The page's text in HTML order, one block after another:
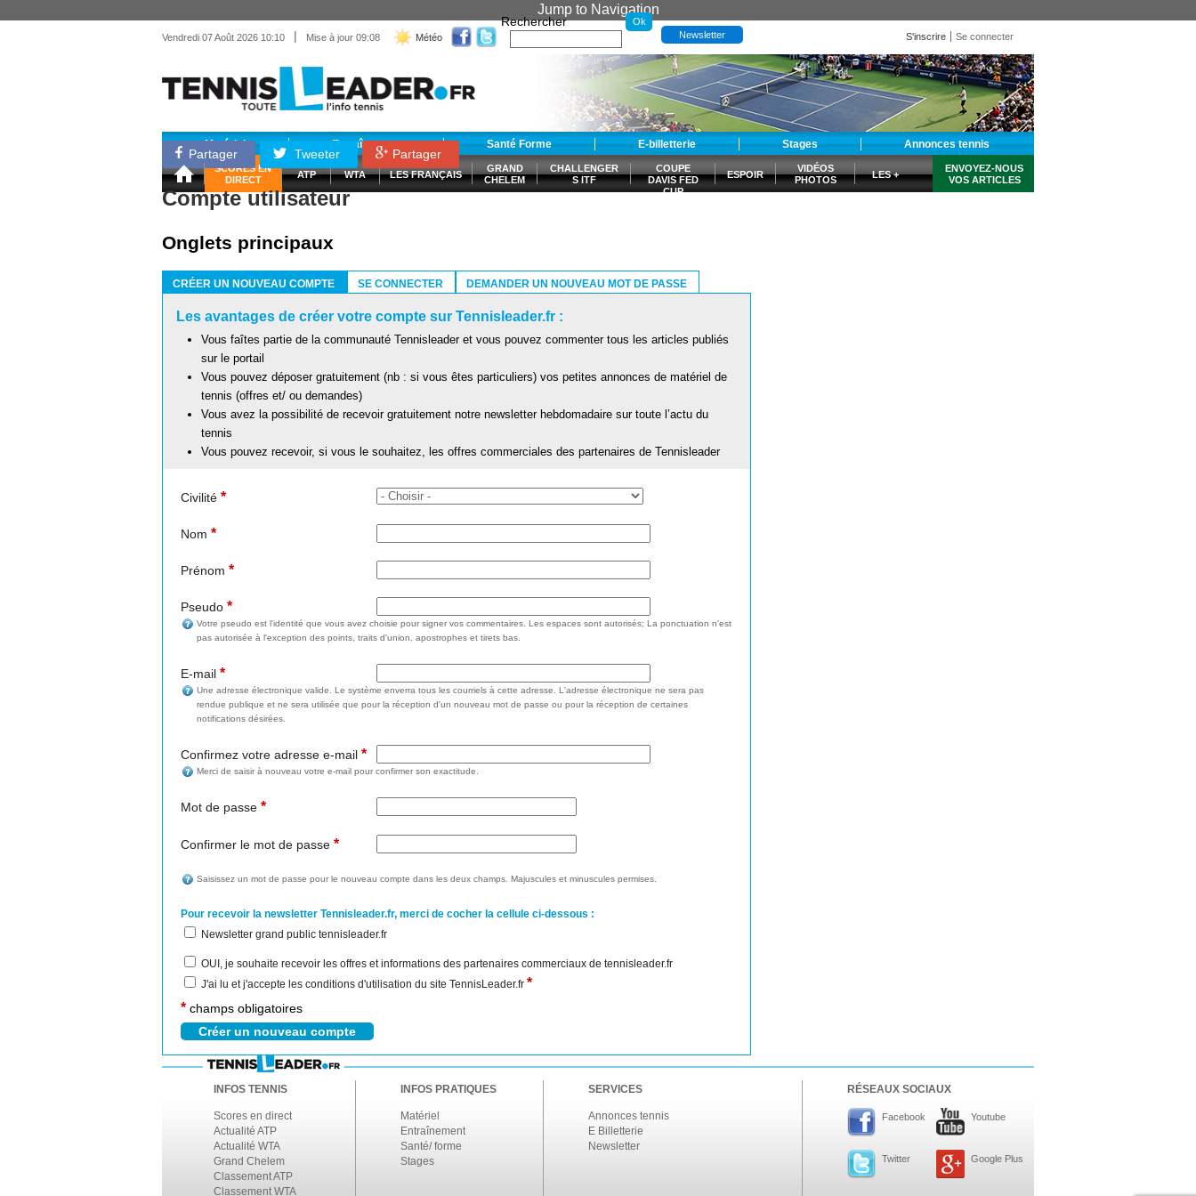
Jump to Navigation
Vendredi 07 Août 2026 10:10 | Mise à jour 09:08 Météo
Rechercher
Newsletter S'inscrire Se connecter
Matériel Entraînement Santé Forme E-billetterie Stages Annonces tennis
SCORES EN
DIRECT
ATP WTA LES FRANÇAIS
GRAND
CHELEM
CHALLENGER
S ITF
COUPE
DAVIS FED
CUP
ESPOIR
VIDÉOS
PHOTOS
LES +
ENVOYEZ-NOUS
VOS ARTICLES
Partager Tweeter Partager
Compte utilisateur
Onglets principaux
CRÉER UN NOUVEAU COMPTE
SE CONNECTER DEMANDER UN NOUVEAU MOT DE PASSE
Les avantages de créer votre compte sur Tennisleader.fr :
Vous faîtes partie de la communauté Tennisleader et vous pouvez commenter tous les articles publiés
sur le portail
Vous pouvez déposer gratuitement (nb : si vous êtes particuliers) vos petites annonces de matériel de
tennis (offres et/ ou demandes)
Vous avez la possibilité de recevoir gratuitement notre newsletter hebdomadaire sur toute l’actu du
tennis
Vous pouvez recevoir, si vous le souhaitez, les offres commerciales des partenaires de Tennisleader
Civilité *
Nom *
Prénom *
Pseudo *
Votre pseudo est l'identité que vous avez choisie pour signer vos commentaires. Les espaces sont autorisés; La ponctuation n'est
pas autorisée à l'exception des points, traits d'union, apostrophes et tirets bas.
E-mail *
Une adresse électronique valide. Le système enverra tous les courriels à cette adresse. L'adresse électronique ne sera pas
rendue publique et ne sera utilisée que pour la réception d'un nouveau mot de passe ou pour la réception de certaines
notifications désirées.
Confirmez votre adresse e-mail *
Merci de saisir à nouveau votre e-mail pour confirmer son exactitude.
Mot de passe *
Confirmer le mot de passe *
Saisissez un mot de passe pour le nouveau compte dans les deux champs. Majuscules et minuscules permises.
Pour recevoir la newsletter Tennisleader.fr, merci de cocher la cellule ci-dessous :
Newsletter grand public tennisleader.fr
OUI, je souhaite recevoir les offres et informations des partenaires commerciaux de tennisleader.fr
J'ai lu et j'accepte les conditions d'utilisation du site TennisLeader.fr *
* champs obligatoires
INFOS TENNIS
Scores en direct
Actualité ATP
Actualité WTA
Grand Chelem
Classement ATP
Classement WTA
INFOS PRATIQUES
Matériel
Entraînement
Santé/ forme
Stages
SERVICES
Annonces tennis
E Billetterie
Newsletter
RÉSEAUX SOCIAUX
Facebook Youtube
Twitter Google Plus